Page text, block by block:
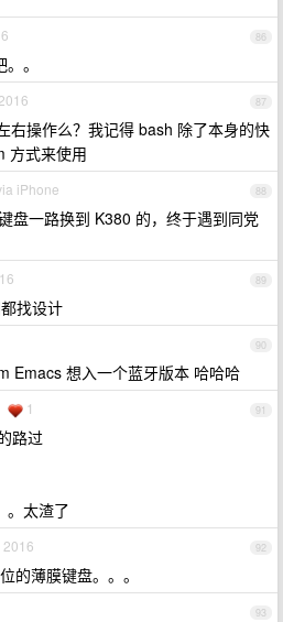
86
。
87
右操作么？我记得 bash 除了本身的快
方式来使用
88
iPhone
盘一路换到 K380 的，终于遇到同党
89
找设计
90
Emacs 想入一个蓝牙版本 哈哈哈
91
1
路过
。太渣了
92
2016
的薄膜键盘。。。
93